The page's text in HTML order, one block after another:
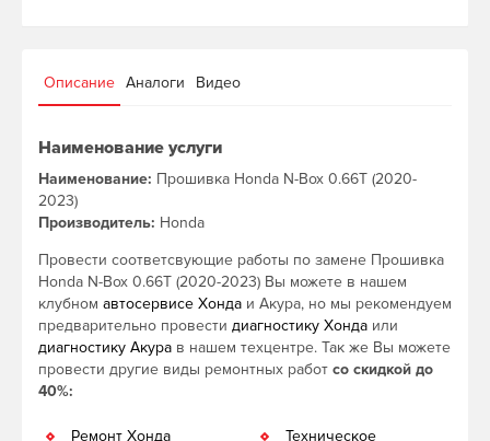
Описание Аналоги Видео
Наименование услуги
Наименование: Прошивка Honda N-Box 0.66T (2020-
2023)
Производитель: Honda
Провести соответсвующие работы по замене Прошивка
Honda N-Box 0.66T (2020-2023) Вы можете в нашем
клубном автосервисе Хонда и Акура, но мы рекомендуем
предварительно провести диагностику Хонда или
диагностику Акура в нашем техцентре. Так же Вы можете
провести другие виды ремонтных работ со скидкой до
40%:
Ремонт Хонда
Техническое